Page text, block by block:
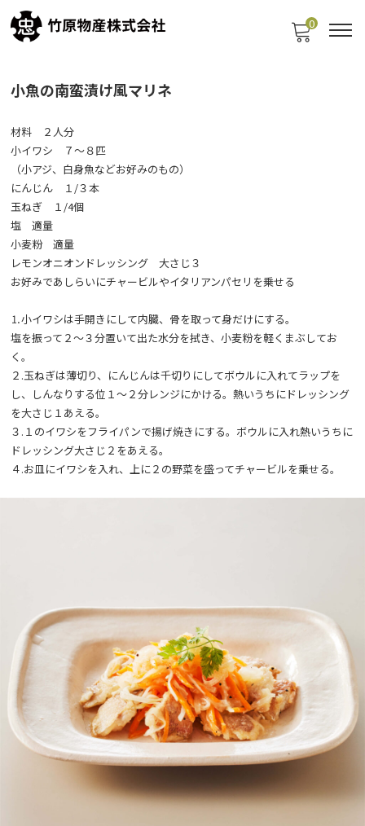
0
小魚の南蛮漬け風マリネ
材料 ２人分
小イワシ ７～８匹
（小アジ、白身魚などお好みのもの）
にんじん １/３本
玉ねぎ １/4個
塩 適量
小麦粉 適量
レモンオニオンドレッシング 大さじ３
お好みであしらいにチャービルやイタリアンパセリを乗せる
⒈小イワシは手開きにして内臓、骨を取って身だけにする。
塩を振って２～３分置いて出た水分を拭き、小麦粉を軽くまぶしてお
く。
２.玉ねぎは薄切り、にんじんは千切りにしてボウルに入れてラップを
し、しんなりする位１～２分レンジにかける。熱いうちにドレッシング
を大さじ１あえる。
３.１のイワシをフライパンで揚げ焼きにする。ボウルに入れ熱いうちに
ドレッシング大さじ２をあえる。
４.お皿にイワシを入れ、上に２の野菜を盛ってチャービルを乗せる。